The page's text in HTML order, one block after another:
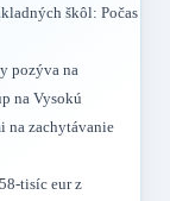
škôl: Počas
pozýva na
na Vysokú
na zachytávanie
tisíc eur z